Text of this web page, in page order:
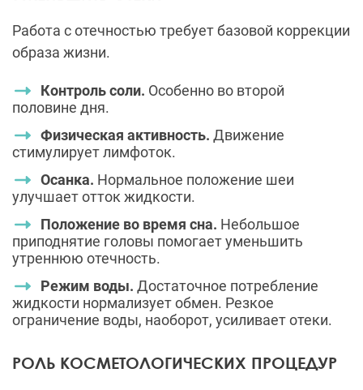
Работа с отечностью требует базовой коррекции
образа жизни.
Контроль соли. Особенно во второй
половине дня.
Физическая активность. Движение
стимулирует лимфоток.
Осанка. Нормальное положение шеи
улучшает отток жидкости.
Положение во время сна. Небольшое
приподнятие головы помогает уменьшить
утреннюю отечность.
Режим воды. Достаточное потребление
жидкости нормализует обмен. Резкое
ограничение воды, наоборот, усиливает отеки.
РОЛЬ КОСМЕТОЛОГИЧЕСКИХ ПРОЦЕДУР